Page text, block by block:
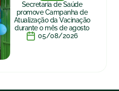
Secretaria de Saúde
promove Campanha de
Atualização da Vacinação
durante o mês de agosto
05/08/2026